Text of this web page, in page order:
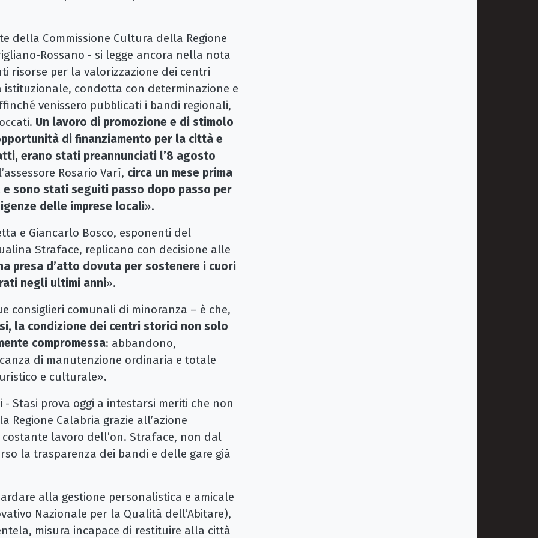
della Commissione Cultura della Regione
Rossano - si legge ancora nella nota
risorse per la valorizzazione dei centri
condotta con determinazione e
venissero pubblicati i bandi regionali,
Un lavoro di promozione e di stimolo
di finanziamento per la città e
erano stati preannunciati l’8 agosto
Rosario Varì, circa un mese prima
sono stati seguiti passo dopo passo per
delle imprese locali».
e Giancarlo Bosco, esponenti del
Straface, replicano con decisione alle
presa d’atto dovuta per sostenere i cuori
negli ultimi anni».
consiglieri comunali di minoranza – è che,
la condizione dei centri storici non solo
compromessa: abbandono,
di manutenzione ordinaria e totale
e culturale».
Stasi prova oggi a intestarsi meriti che non
Calabria grazie all’azione
lavoro dell’on. Straface, non dal
la trasparenza dei bandi e delle gare già
alla gestione personalistica e amicale
Nazionale per la Qualità dell’Abitare),
misura incapace di restituire alla città